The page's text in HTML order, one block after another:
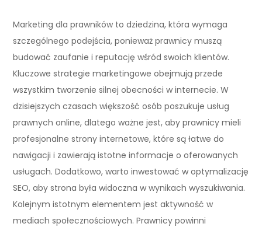
Marketing dla prawników to dziedzina, która wymaga
szczególnego podejścia, ponieważ prawnicy muszą
budować zaufanie i reputację wśród swoich klientów.
Kluczowe strategie marketingowe obejmują przede
wszystkim tworzenie silnej obecności w internecie. W
dzisiejszych czasach większość osób poszukuje usług
prawnych online, dlatego ważne jest, aby prawnicy mieli
profesjonalne strony internetowe, które są łatwe do
nawigacji i zawierają istotne informacje o oferowanych
usługach. Dodatkowo, warto inwestować w optymalizację
SEO, aby strona była widoczna w wynikach wyszukiwania.
Kolejnym istotnym elementem jest aktywność w
mediach społecznościowych. Prawnicy powinni